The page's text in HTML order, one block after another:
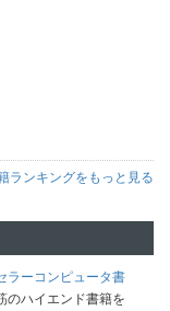
ランキングをもっと見る
ラーコンピュータ書
のハイエンド書籍を